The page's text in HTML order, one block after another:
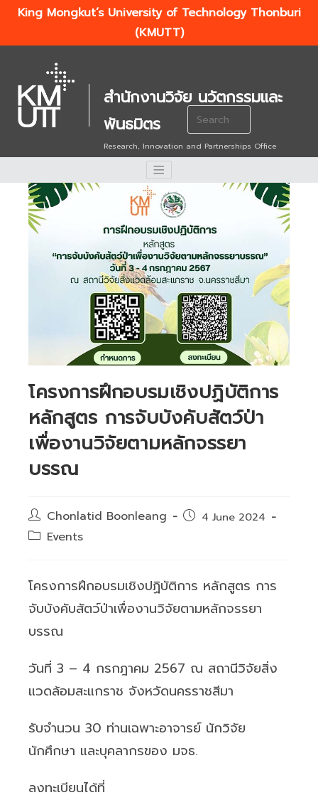
King Mongkut’s University of Technology Thonburi
(KMUTT)
สำนักงานวิจัย นวัตกรรมและ
พันธมิตร
Research, Innovation and Partnerships Office
Search
for:
โครงการฝึกอบรมเชิงปฏิบัติการ
หลักสูตร การจับบังคับสัตว์ป่า
เพื่องานวิจัยตามหลักจรรยา
บรรณ
Post
author:
Chonlatid Boonleang
Post4 June 2024
PostEvents
โครงการฝึกอบรมเชิงปฏิบัติการ หลักสูตร การ
จับบังคับสัตว์ป่าเพื่องานวิจัยตามหลักจรรยา
บรรณ
วันที่ 3 – 4 กรกฎาคม 2567 ณ สถานีวิจัยสิ่ง
แวดล้อมสะแกราช จังหวัดนครราชสีมา
รับจำนวน 30 ท่านเฉพาะอาจารย์ นักวิจัย
นักศึกษา และบุคลากรของ มจธ.
ลงทะเบียนได้ที่